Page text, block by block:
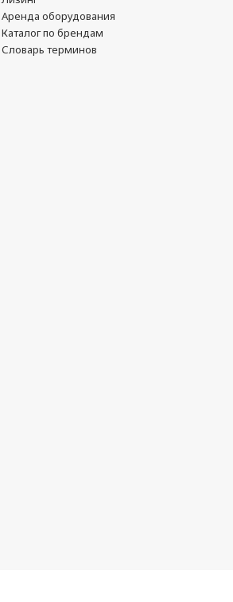
Аренда оборудования
Каталог по брендам
Словарь терминов